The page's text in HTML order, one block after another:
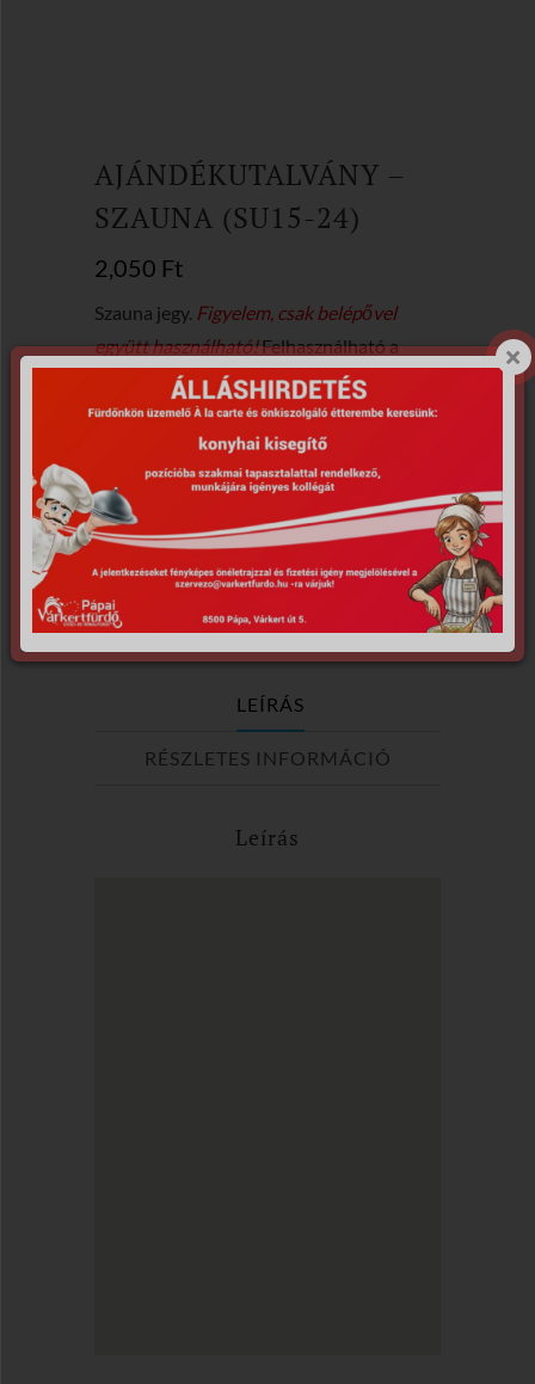
AJÁNDÉKUTALVÁNY –
SZAUNA (SU15-24)
2,050 Ft
Szauna jegy. Figyelem, csak belépővel
együtt használható!Felhasználható a
Pápai Várkertfürdőben a vásárlás
időpontjától kezdve 1 évig.
Cikkszám:
Kategória:
UtalványokCímkék:kikapcsolódás,Pápa,
pihenés,strand,szauna,termál,utalvány ,
wellness
LEÍRÁS
RÉSZLETES INFORMÁCIÓ
Leírás